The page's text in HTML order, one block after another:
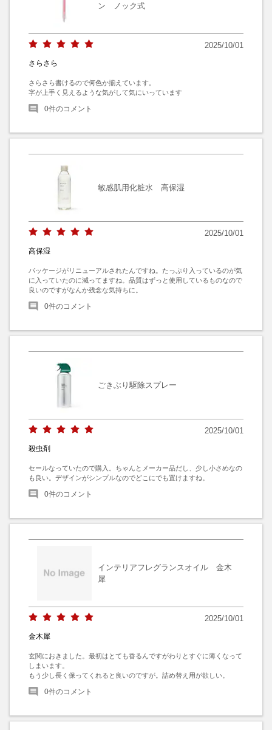
ン ノック式
2025/10/01
さらさら
さらさら書けるので何色か揃えています。
字が上手く見えるような気がして気にいっています
0件のコメント
敏感肌用化粧水 高保湿
2025/10/01
高保湿
パッケージがリニューアルされたんですね。たっぷり入っているのが気
に入っていたのに減ってますね。品質はずっと使用しているものなので
良いのですがなんか残念な気持ちに。
0件のコメント
ごきぶり駆除スプレー
2025/10/01
殺虫剤
セールなっていたので購入。ちゃんとメーカー品だし、少し小さめなの
も良い。デザインがシンプルなのでどこにでも置けますね。
0件のコメント
インテリアフレグランスオイル 金木
犀
2025/10/01
金木犀
玄関におきました。最初はとても香るんですがわりとすぐに薄くなって
しまいます。
もう少し長く保ってくれると良いのですが。詰め替え用が欲しい。
0件のコメント